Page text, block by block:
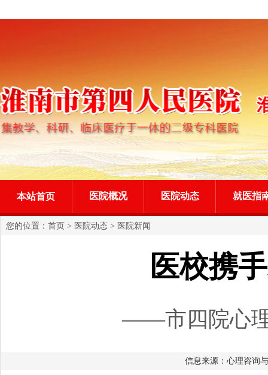
本站首页 医院概况 医院动态 就医指
您的位置： 首页 > 医院动态 > 医院新闻
医校携
——市四院心理
信息来源：心理咨询